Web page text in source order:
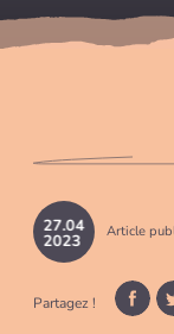
27.04
2023 Article
Partagez !